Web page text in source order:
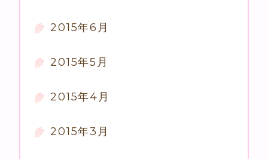
2015年6月
2015年5月
2015年4月
2015年3月